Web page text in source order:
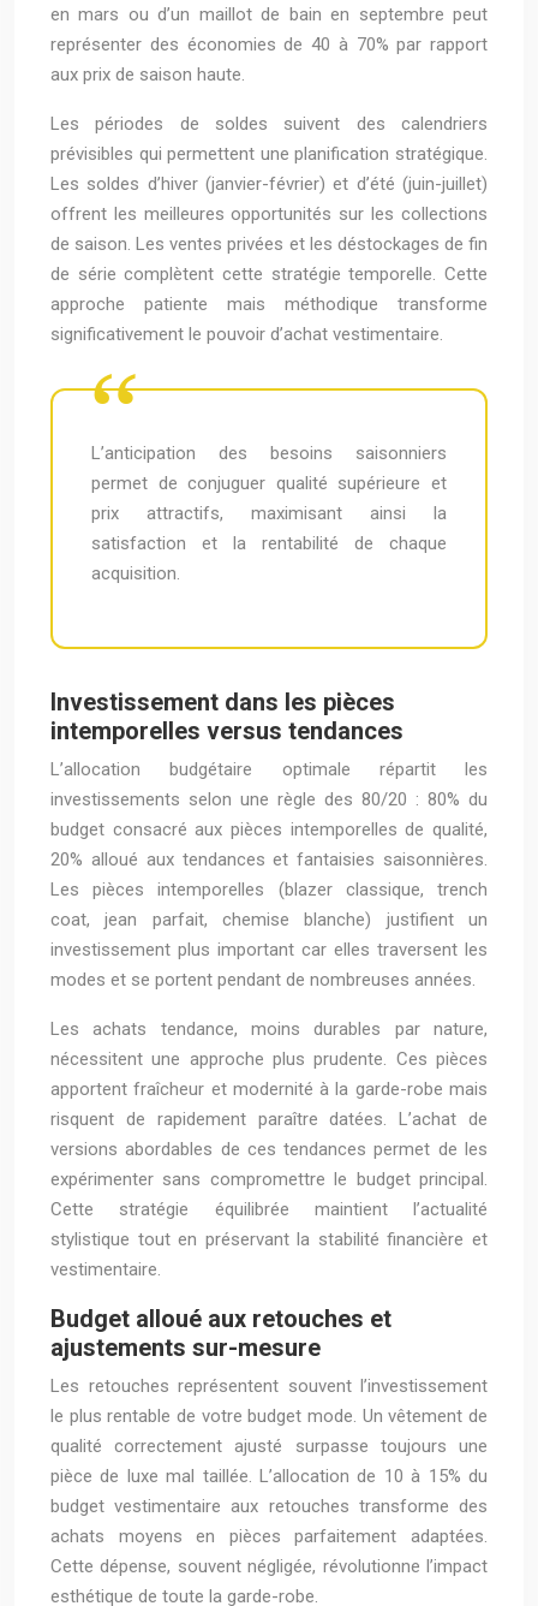
en mars ou d’un maillot de bain en septembre peut
représenter des économies de 40 à 70% par rapport
aux prix de saison haute.
Les périodes de soldes suivent des calendriers
prévisibles qui permettent une planification stratégique.
Les soldes d’hiver (janvier-février) et d’été (juin-juillet)
offrent les meilleures opportunités sur les collections
de saison. Les ventes privées et les déstockages de fin
de série complètent cette stratégie temporelle. Cette
approche patiente mais méthodique transforme
significativement le pouvoir d’achat vestimentaire.
L’anticipation des besoins saisonniers
permet de conjuguer qualité supérieure et
prix attractifs, maximisant ainsi la
satisfaction et la rentabilité de chaque
acquisition.
Investissement dans les pièces
intemporelles versus tendances
L’allocation budgétaire optimale répartit les
investissements selon une règle des 80/20 : 80% du
budget consacré aux pièces intemporelles de qualité,
20% alloué aux tendances et fantaisies saisonnières.
Les pièces intemporelles (blazer classique, trench
coat, jean parfait, chemise blanche) justifient un
investissement plus important car elles traversent les
modes et se portent pendant de nombreuses années.
Les achats tendance, moins durables par nature,
nécessitent une approche plus prudente. Ces pièces
apportent fraîcheur et modernité à la garde-robe mais
risquent de rapidement paraître datées. L’achat de
versions abordables de ces tendances permet de les
expérimenter sans compromettre le budget principal.
Cette stratégie équilibrée maintient l’actualité
stylistique tout en préservant la stabilité financière et
vestimentaire.
Budget alloué aux retouches et
ajustements sur-mesure
Les retouches représentent souvent l’investissement
le plus rentable de votre budget mode. Un vêtement de
qualité correctement ajusté surpasse toujours une
pièce de luxe mal taillée. L’allocation de 10 à 15% du
budget vestimentaire aux retouches transforme des
achats moyens en pièces parfaitement adaptées.
Cette dépense, souvent négligée, révolutionne l’impact
esthétique de toute la garde-robe.